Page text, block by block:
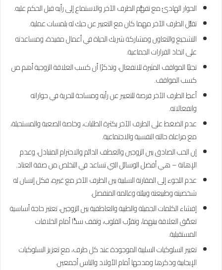
الحوار الهادئ مع تفهُّم الطرف الآخر والاستماع إلى رأيه قبل الحكم عليه.
تقبُّل الطرف الآخر مهما كان مع التعبير عن حبك له بلمسات عملية.
التشجيع والتعاون ومشاركة شريك الحياة في أعمال مفيدة، ومساعدته
على اتخاذ القرارات الجماعية.
تجنبًا المواقف المثيرة للانفعال، وتذكرًا أن كسب العلاقة الزوجية أهم من
كسب المواقف.
أعطِ الطرف الآخر فرصة للتعبير عن رأيه ومساحة للحرية في حواراته
وانفعالاته.
عدم الضغط على الطرف الآخر بكثرة الطلبات، وخاصة الصعبة والمستحيلة،
مع مراعاة حالته النفسية والاجتماعية.
إن الحب الصادق بين الزوجين والعطف الدائم والاحترام المتبادل، وعدم
الإهانة – هي أفضل الوسائل التي تساعد في التخلص من صفة العناد.
عدم اللجوء إلى المقارنة السلبية بين الطرف الآخر مع غيره، فكل إنسان له
شخصيته وطبيعته وبيئته وعالمه المنفصل.
إفشاء الكلمات الجميلة والطيبة والعاطفية بين الزوجين، تعتبر حاجة أساسية
تعمِّق العلاقة بينهما، وتقرِّب القلوب، وتقف سدًّا أمام الخلافات
المستقبلية.
تغيير السلوكيات السلبية الموجودة عند كل طرف، مع تعزيز السلوكيات
الإيجابية وذكرها ومدحها أمام الأولاد والناس أجمعين.